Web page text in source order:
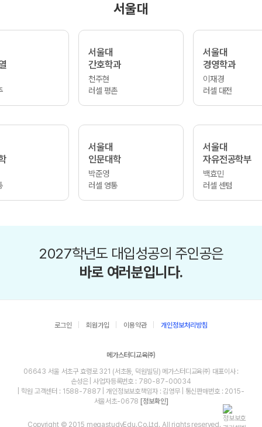
서울대
서울대
간호학과
천주현
러셀 평촌
서울대
경영학과
이재경
러셀 대전
서울대
인문대학
박준영
러셀 영통
서울대
자유전공학부
백효민
러셀 센텀
2027학년도 대입성공의 주인공은
바로 여러분입니다.
로그인 회원가입 이용약관 개인정보처리방침
메가스터디교육㈜
06643 서울 서초구 효령로 321 (서초동, 덕원빌딩) 메가스터디교육㈜ 대표이사 :
손성은 | 사업자등록번호 : 780-87-00034
| 학원 고객센터 : 1588-7887 | 개인정보보호책임자 : 김영무 | 통신판매번호 : 2015-
서울서초-0678 [정보확인]
Copyright © 2015 megastudyEdu.Co.Ltd. All rights reserved.